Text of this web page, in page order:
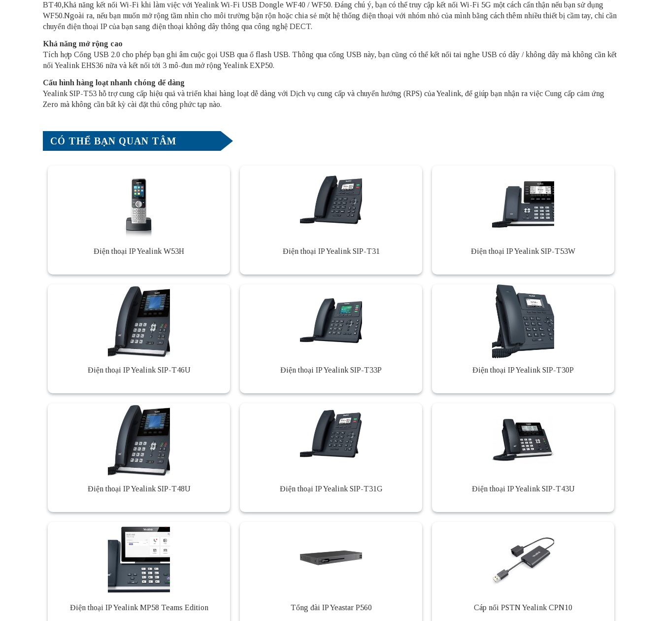
BT40,Khả năng kết nối Wi-Fi khi làm việc với Yealink Wi-Fi USB Dongle WF40 / WF50. Đáng chú ý, bạn có thể truy cập kết nối Wi-Fi 5G một cách cẩn thận nếu bạn sử dụng
WF50.Ngoài ra, nếu bạn muốn mở rộng tầm nhìn cho môi trường bận rộn hoặc chia sẻ một hệ thống điện thoại với nhóm nhỏ của mình bằng cách thêm nhiều thiết bị cầm tay, chỉ cần
chuyển điện thoại IP của bạn sang điện thoại không dây thông qua công nghệ DECT.
Khả năng mở rộng cao
Tích hợp Cổng USB 2.0 cho phép bạn ghi âm cuộc gọi USB qua ổ flash USB. Thông qua cổng USB này, bạn cũng có thể kết nối tai nghe USB có dây / không dây mà không cần kết
nối Yealink EHS36 nữa và kết nối tới 3 mô-đun mở rộng Yealink EXP50.
Cấu hình hàng loạt nhanh chóng dể dàng
Yealink SIP-T53 hỗ trợ cung cấp hiệu quả và triển khai hàng loạt dễ dàng với Dịch vụ cung cấp và chuyển hướng (RPS) của Yealink, để giúp bạn nhận ra việc Cung cấp cảm ứng
Zero mà không cần bất kỳ cài đặt thủ công phức tạp nào.
CÓ THỂ BẠN QUAN TÂM
Điện thoại IP Yealink W53H Điện thoại IP Yealink SIP-T31 Điện thoại IP Yealink SIP-T53W
Điện thoại IP Yealink SIP-T46U Điện thoại IP Yealink SIP-T33P Điện thoại IP Yealink SIP-T30P
Điện thoại IP Yealink SIP-T48U Điện thoại IP Yealink SIP-T31G Điện thoại IP Yealink SIP-T43U
Điện thoại IP Yealink MP58 Teams Edition Tổng đài IP Yeastar P560 Cáp nối PSTN Yealink CPN10